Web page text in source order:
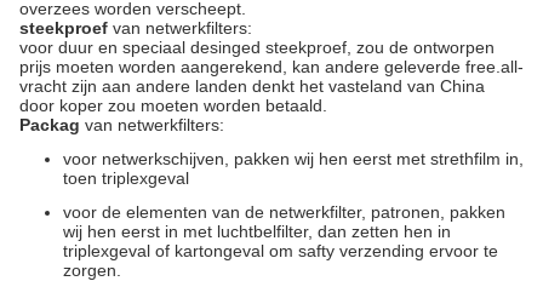
overzees worden verscheept.
steekproef van netwerkfilters:
voor duur en speciaal desinged steekproef, zou de ontworpen
prijs moeten worden aangerekend, kan andere geleverde free.all-
vracht zijn aan andere landen denkt het vasteland van China
door koper zou moeten worden betaald.
Packag van netwerkfilters:
voor netwerkschijven, pakken wij hen eerst met strethfilm in,
toen triplexgeval
voor de elementen van de netwerkfilter, patronen, pakken
wij hen eerst in met luchtbelfilter, dan zetten hen in
triplexgeval of kartongeval om safty verzending ervoor te
zorgen.